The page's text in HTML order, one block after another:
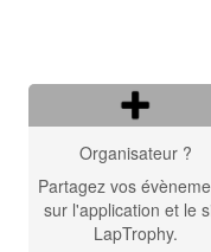
Organisateur ?
Partagez vos
sur l'application et le
LapTrophy.